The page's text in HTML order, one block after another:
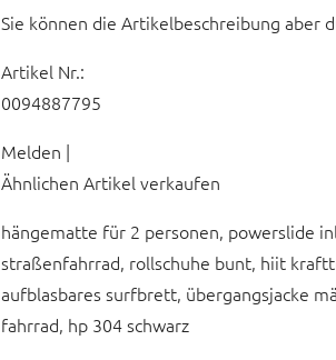
Sie können die Artikelbeschreibung aber
Artikel Nr.:
0094887795
Melden |
Ähnlichen Artikel verkaufen
hängematte für 2 personen, powerslide
straßenfahrrad, rollschuhe bunt, hiit
aufblasbares surfbrett, übergangsjacke
fahrrad, hp 304 schwarz